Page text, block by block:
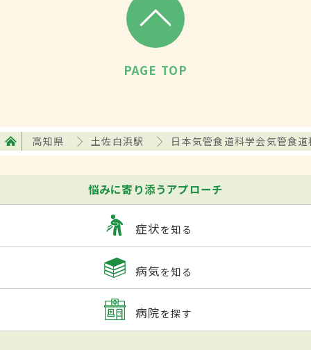
PAGE TOP
高知県 土佐白浜駅 日本気管食道科学会気管食
悩みに寄り添うアプローチ
症状を知る
病気を知る
病院を探す